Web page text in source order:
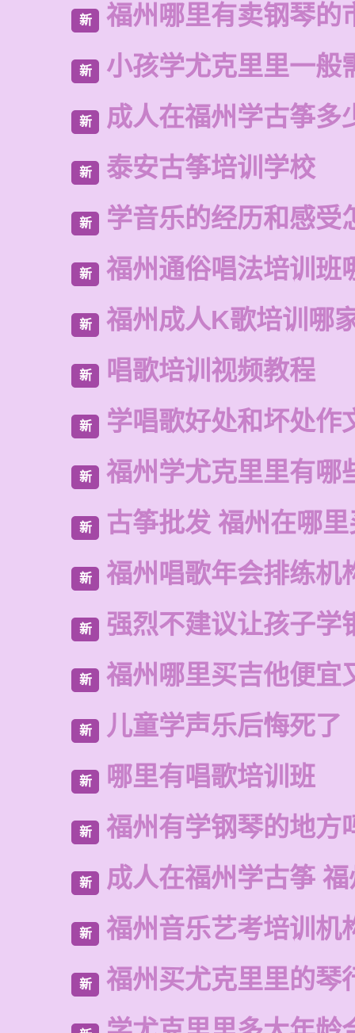
新 福州哪里有卖钢琴的
新 小孩学尤克里里一般
新 成人在福州学古筝多
新 泰安古筝培训学校
新 学音乐的经历和感受
新 福州通俗唱法培训班
新 福州成人K歌培训哪
新 唱歌培训视频教程
新 学唱歌好处和坏处作
新 福州学尤克里里有哪
新 古筝批发 福州在哪
新 福州唱歌年会排练机
新 强烈不建议让孩子学
新 福州哪里买吉他便宜
新 儿童学声乐后悔死了
新 哪里有唱歌培训班
新 福州有学钢琴的地方
新 成人在福州学古筝
新 福州音乐艺考培训机
新 福州买尤克里里的琴